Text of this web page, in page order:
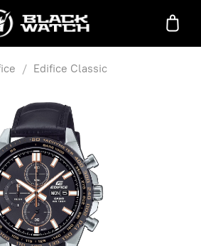
Edifice Classic